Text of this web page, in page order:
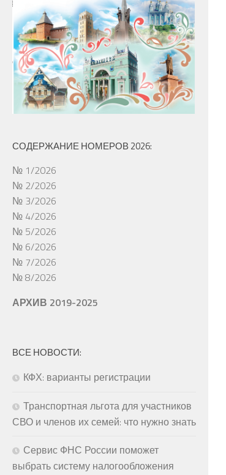
СОДЕРЖАНИЕ НОМЕРОВ 2026:
№ 1/2026
№ 2/2026
№ 3/2026
№ 4/2026
№ 5/2026
№ 6/2026
№ 7/2026
№ 8/2026
АРХИВ 2019-2025
ВСЕ НОВОСТИ:
КФХ: варианты регистрации
Транспортная льгота для участников
СВО и членов их семей: что нужно знать
Сервис ФНС России поможет
выбрать систему налогообложения